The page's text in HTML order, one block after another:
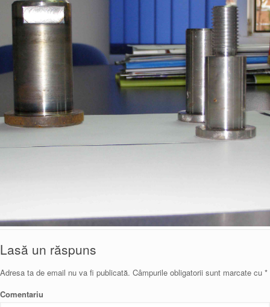
Lasă un răspuns
Adresa ta de email nu va fi publicată. Câmpurile obligatorii sunt marcate cu *
Comentariu